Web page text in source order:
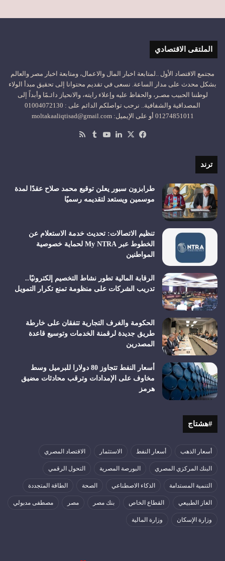
الملتقى الاقتصادي
مجتمع الاقتصاد الأول ..لمتابعة اخبار المال والاعمال، ومتابعة اخبار مصر والعالم
بشكل محدث على مدار الساعة. نسعى في تقديم محتوانا إلى تحقيق مبدأ الولاء
لوطننا الحبيب مصـر، والحفاظ عليه وإعلاء رايته، والانحياز دائـمًا وأبداً إلى
المصداقية والشفافية.. نرحب تواصلكم الدائم على : 01004072130
01274851011 أو على الإيميل: moltakaaliqtisad@gmail.com
فيسبوك
‫X لينكدإن‫YouTube
ترند
طرابزون سبور يعلن توقيع محمد صلاح عقدًا لمدة
موسمين ويستعد لتقديمه رسميًا
تنظيم الاتصالات: تحديث خدمة الاستعلام عن
الخطوط عبر My NTRA لحماية خصوصية
المواطنين
الرقابة المالية تطور نشاط التخصيم إلكترونيًا..
تدريب الشركات على منظومة تمنع تكرار التمويل
الحكومة والغرف التجارية تتفقان على خارطة
طريق جديدة لرقمنة الخدمات وتوسيع قاعدة
المصدرين
أسعار النفط تتجاوز 80 دولارا للبرميل وسط
مخاوف على الإمدادات وترقب محادثات مضيق
هرمز
#هشتاج
أسعار الذهب أسعار النفط الاستثمار الاقتصاد المصري
البنك المركزي المصري البورصة المصرية التحول الرقمي
التنمية المستدامة الذكاء الاصطناعي الصحة الطاقة المتجددة
الغاز الطبيعي القطاع الخاص بنك مصر مصر مصطفى مدبولي
وزارة الإسكان وزارة المالية